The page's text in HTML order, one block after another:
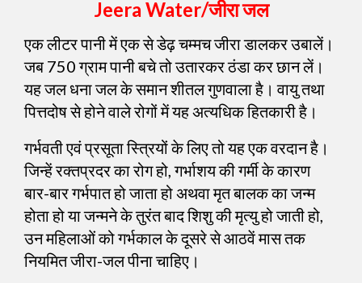
Jeera Water/जीरा जल
एक लीटर पानी में एक से डेढ़ चम्मच जीरा डालकर उबालें।
जब 750 ग्राम पानी बचे तो उतारकर ठंडा कर छान लें।
यह जल धना जल के समान शीतल गुणवाला है। वायु तथा
पित्तदोष से होने वाले रोगों में यह अत्यधिक हितकारी है।
गर्भवती एवं प्रसूता स्त्रियों के लिए तो यह एक वरदान है।
जिन्हें रक्तप्रदर का रोग हो, गर्भाशय की गर्मी के कारण
बार-बार गर्भपात हो जाता हो अथवा मृत बालक का जन्म
होता हो या जन्मने के तुरंत बाद शिशु की मृत्यु हो जाती हो,
उन महिलाओं को गर्भकाल के दूसरे से आठवें मास तक
नियमित जीरा-जल पीना चाहिए।